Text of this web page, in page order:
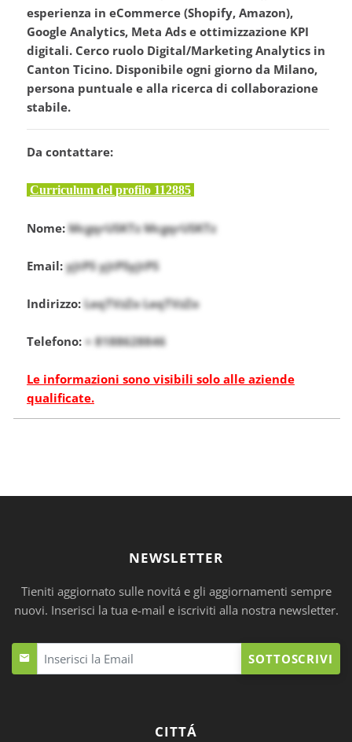
esperienza in eCommerce (Shopify, Amazon),
Google Analytics, Meta Ads e ottimizzazione KPI
digitali. Cerco ruolo Digital/Marketing Analytics in
Canton Ticino. Disponibile ogni giorno da Milano,
persona puntuale e alla ricerca di collaborazione
stabile.
Da contattare:
Curriculum del profilo 112885
Nome:McgqrUSKTz McgqrUSKTz
Email:yjtPS yjtPSyjtPS
Indirizzo: LeqTVzZo LeqTVzZo
Telefono: + 8188628846
Le informazioni sono visibili solo alle aziende
qualificate.
NEWSLETTER
Tieniti aggiornato sulle novitá e gli aggiornamenti sempre
nuovi. Inserisci la tua e-mail e iscriviti alla nostra newsletter.
SOTTOSCRIVI
CITTÁ